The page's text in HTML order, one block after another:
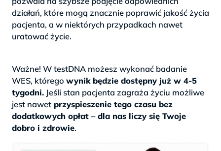
działań, które mogą znacznie poprawić jakość życia
pacjenta, a w niektórych przypadkach nawet
uratować życie.
Ważne! W testDNA możesz wykonać badanie
WES, którego wynik będzie dostępny już w 4-5
tygodni. Jeśli stan pacjenta zagraża życiu możliwe
jest nawet przyspieszenie tego czasu bez
dodatkowych opłat – dla nas liczy się Twoje
dobro i zdrowie.